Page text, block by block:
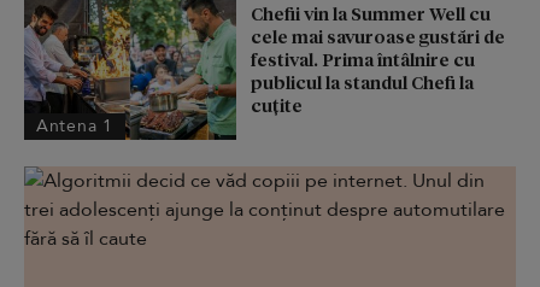
Antena 1
Chefii vin la Summer Well cu
cele mai savuroase gustări de
festival. Prima întâlnire cu
publicul la standul Chefi la
cuțite